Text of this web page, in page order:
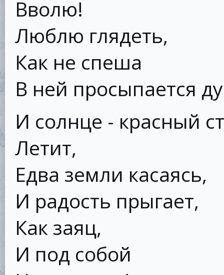
Вволю!
Люблю глядеть,
Как не спеша
В ней просыпается
И солнце - красный
Летит,
Едва земли касаясь,
И радость прыгает,
Как заяц,
И под собой